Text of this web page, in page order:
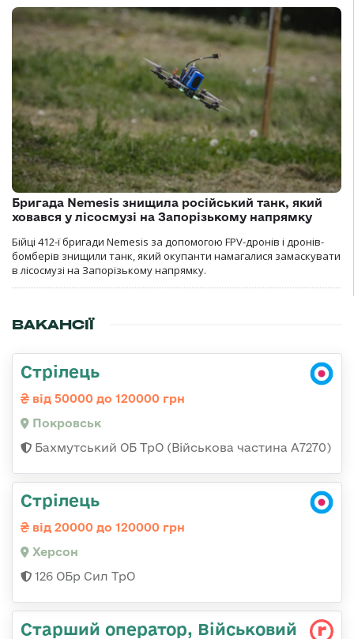
Бригада Nemesis знищила російський танк, який
ховався у лісосмузі на Запорізькому напрямку
Бійці 412-ї бригади Nemesis за допомогою FPV-дронів і дронів-
бомберів знищили танк, який окупанти намагалися замаскувати
в лісосмузі на Запорізькому напрямку.
ВАКАНСІЇ
Стрілець
від 50000 до 120000 грн
Покровськ
Бахмутський ОБ ТрО (Військова частина А7270)
Стрілець
від 20000 до 120000 грн
Херсон
126 ОБр Сил ТрО
Старший оператор, Військовий